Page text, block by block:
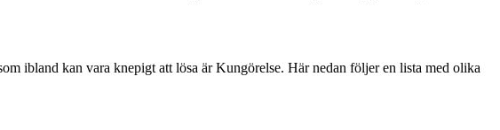
ibland kan vara knepigt att lösa är Kungörelse. Här nedan följer en lista med olika